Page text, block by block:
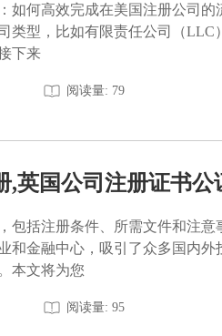
如何高效完成在美国注册公司
类型，比如有限责任公司（
下来
阅读量: 79
,英国公司注册证书公
包括注册条件、所需文件和注
和金融中心，吸引了众多国内
本文将为您
阅读量: 95